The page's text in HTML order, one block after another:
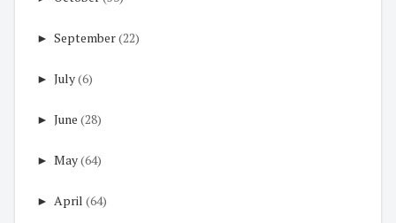
► September(22)
► July(6)
► June (28)
► May(64)
► April (64)